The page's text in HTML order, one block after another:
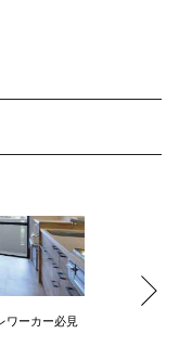
ワーカー必見